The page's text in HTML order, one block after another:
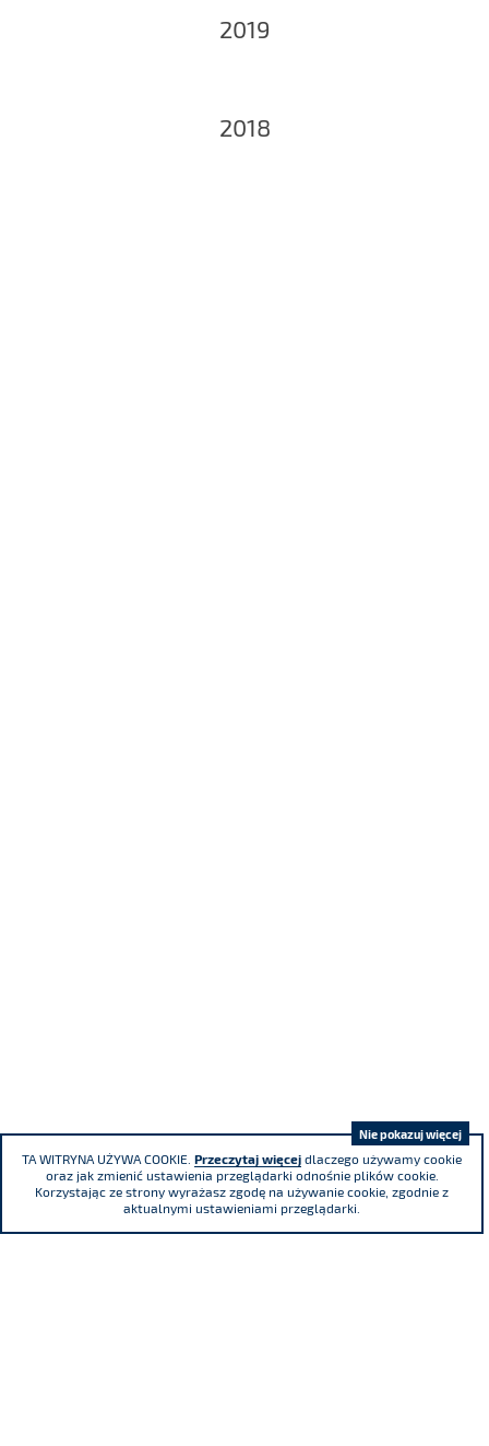
2019
2018
TA WITRYNA UŻYWA COOKIE. Przeczytaj więcej dlaczego używamy cookie
oraz jak zmienić ustawienia przeglądarki odnośnie plików cookie.
Korzystając ze strony wyrażasz zgodę na używanie cookie, zgodnie z
aktualnymi ustawieniami przeglądarki.
Nie pokazuj więcej